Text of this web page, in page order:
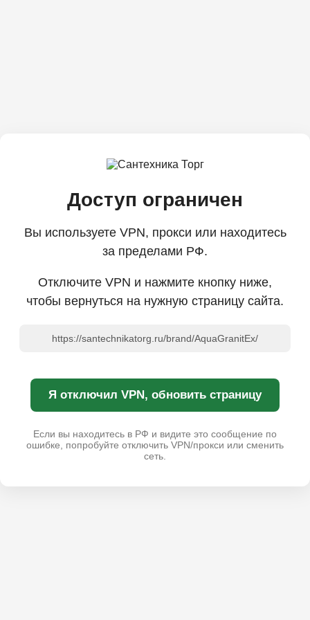
Доступ ограничен
Вы используете VPN, прокси или находитесь
за пределами РФ.
Отключите VPN и нажмите кнопку ниже,
чтобы вернуться на нужную страницу сайта.
https://santechnikatorg.ru/brand/AquaGranitEx/
Я отключил VPN, обновить страницу
Если вы находитесь в РФ и видите это сообщение по
ошибке, попробуйте отключить VPN/прокси или сменить
сеть.